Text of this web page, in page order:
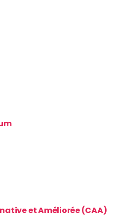
et Améliorée (CAA)